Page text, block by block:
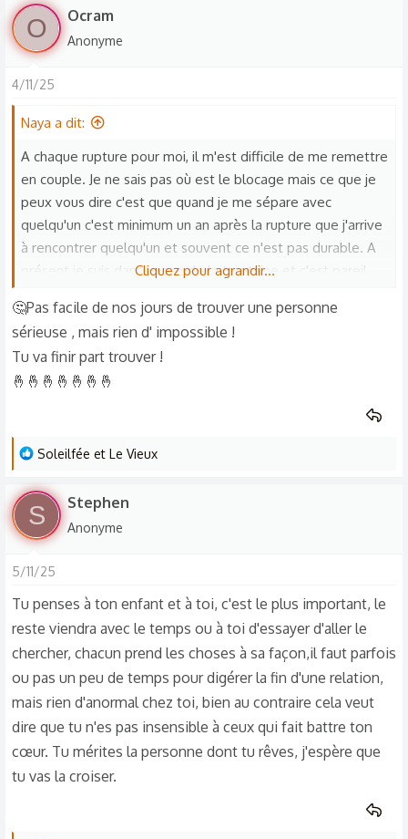
j'acheterai des livres de grammaire ou trouverais un autre
moyen de pratiquer.
Bonne chance avec votre problème.
O Ocram
Anonyme
4/11/25
Naya a dit:
A chaque rupture pour moi, il m'est difficile de me remettre
en couple. Je ne sais pas où est le blocage mais ce que je
peux vous dire c'est que quand je me sépare avec
quelqu'un c'est minimum un an après la rupture que j'arrive
à rencontrer quelqu'un et souvent ce n'est pas durable. A
présent je suis dans le cap de la trentaine et c'est pareil.
toujours célibataire jusqu'à présent. J'ai vraiment du mal à
trouver quelqu'un et de plus avec un enfant, les 3 première
années de ma vie de maman je me suis plus concentré à
mon enfants, mais étant humain, il y a certains besoins que
notre corps et esprit a besoins. J'avais rencontré quelqu'un
la bienvenue.
Cliquez pour agrandir...
🤔Pas facile de nos jours de trouver une personne
sérieuse , mais rien d' impossible !
Tu va finir part trouver !
🤞🤞🤞🤞🤞🤞🤞
L
s
r
é
c
t
n
s
:
Soleilfée et Le Vieux
S Stephen
Anonyme
5/11/25
Tu penses à ton enfant et à toi, c'est le plus important, le
reste viendra avec le temps ou à toi d'essayer d'aller le
chercher, chacun prend les choses à sa façon,il faut parfois
ou pas un peu de temps pour digérer la fin d'une relation,
mais rien d'anormal chez toi, bien au contraire cela veut
dire que tu n'es pas insensible à ceux qui fait battre ton
cœur. Tu mérites la personne dont tu rêves, j'espère que
tu vas la croiser.